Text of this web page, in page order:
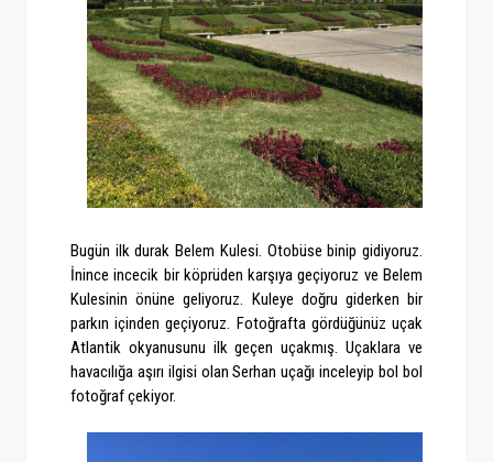
Bugün ilk durak Belem Kulesi. Otobüse binip gidiyoruz.
İnince incecik bir köprüden karşıya geçiyoruz ve Belem
Kulesinin önüne geliyoruz. Kuleye doğru giderken bir
parkın içinden geçiyoruz. Fotoğrafta gördüğünüz uçak
Atlantik okyanusunu ilk geçen uçakmış. Uçaklara ve
havacılığa aşırı ilgisi olan Serhan uçağı inceleyip bol bol
fotoğraf çekiyor.